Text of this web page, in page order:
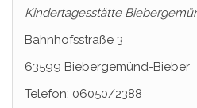
Kindertagesstätte
Bahnhofsstraße 3
63599 Biebergemünd-Bieber
Telefon: 06050/2388